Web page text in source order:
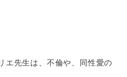
エ先生は、不倫や、同性愛の